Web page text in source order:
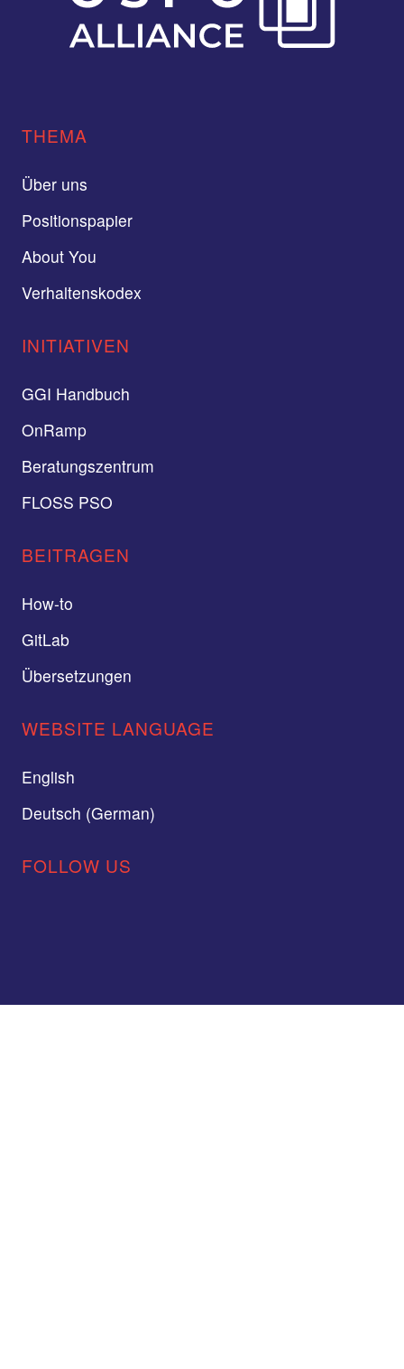
THEMA
Über uns
Positionspapier
About You
Verhaltenskodex
INITIATIVEN
GGI Handbuch
OnRamp
Beratungszentrum
FLOSS PSO
BEITRAGEN
How-to
GitLab
Übersetzungen
WEBSITE LANGUAGE
English
Deutsch (German)
FOLLOW US